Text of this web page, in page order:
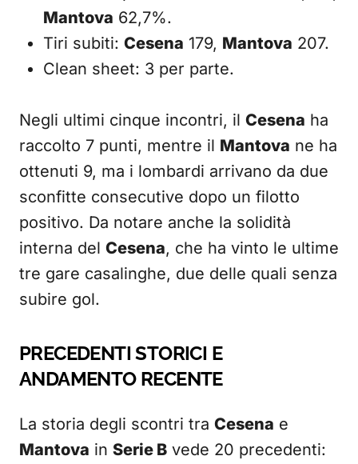
Mantova 62,7%.
Tiri subiti: Cesena 179, Mantova 207.
Clean sheet: 3 per parte.
Negli ultimi cinque incontri, il Cesena ha
raccolto 7 punti, mentre il Mantova ne ha
ottenuti 9, ma i lombardi arrivano da due
sconfitte consecutive dopo un filotto
positivo. Da notare anche la solidità
interna del Cesena, che ha vinto le ultime
tre gare casalinghe, due delle quali senza
subire gol.
PRECEDENTI STORICI E
ANDAMENTO RECENTE
La storia degli scontri tra Cesena e
Mantova in Serie B vede 20 precedenti: